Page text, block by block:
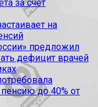
за счет
на
предложил
дефицит врачей
до 40% от